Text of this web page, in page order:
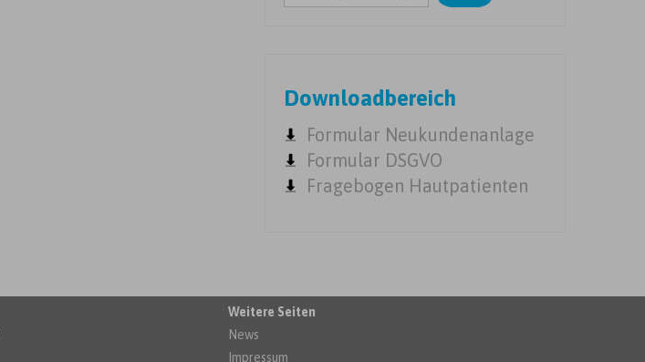
Downloadbereich
Formular Neukundenanlage
Formular DSGVO
Fragebogen Hautpatienten
Weitere Seiten
News
Impressum